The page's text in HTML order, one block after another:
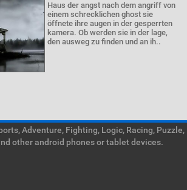
Haus der angst nach dem angriff von
einem schrecklichen ghost sie
öffnete ihre augen in der gesperrten
kamera. Ob werden sie in der lage,
den ausweg zu finden und an ih..
Adventure, Fighting, Logic, Racing, Puzzle,
other android phones or tablet devices.